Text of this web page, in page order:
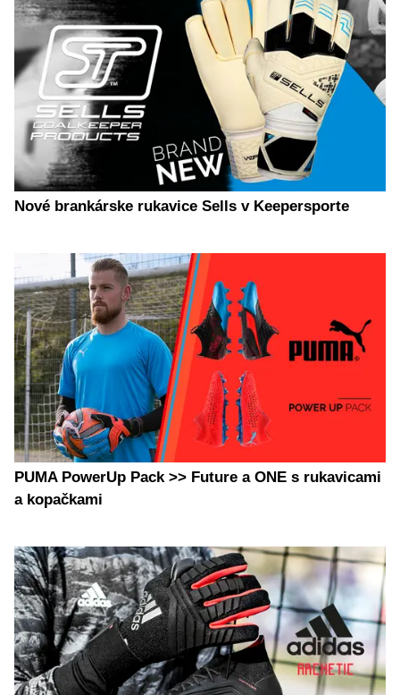
Nové brankárske rukavice Sells v Keepersporte
PUMA PowerUp Pack >> Future a ONE s rukavicami
a kopačkami